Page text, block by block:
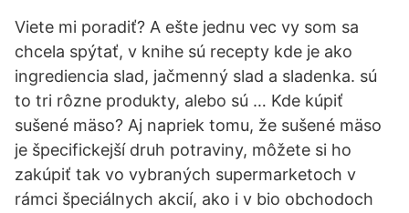
Viete mi poradiť? A ešte jednu vec vy som sa
chcela spýtať, v knihe sú recepty kde je ako
ingrediencia slad, jačmenný slad a sladenka. sú
to tri rôzne produkty, alebo sú … Kde kúpiť
sušené mäso? Aj napriek tomu, že sušené mäso
je špecifickejší druh potraviny, môžete si ho
zakúpiť tak vo vybraných supermarketoch v
rámci špeciálnych akcií, ako i v bio obchodoch